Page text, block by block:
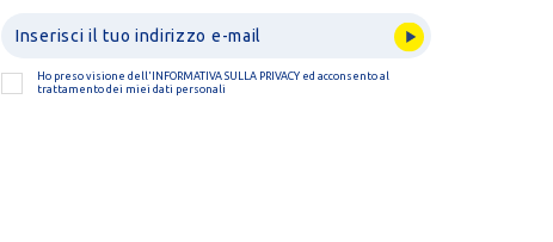
Ho preso visione dell' INFORMATIVA SULLA PRIVACY ed acconsento al
trattamento dei miei dati personali